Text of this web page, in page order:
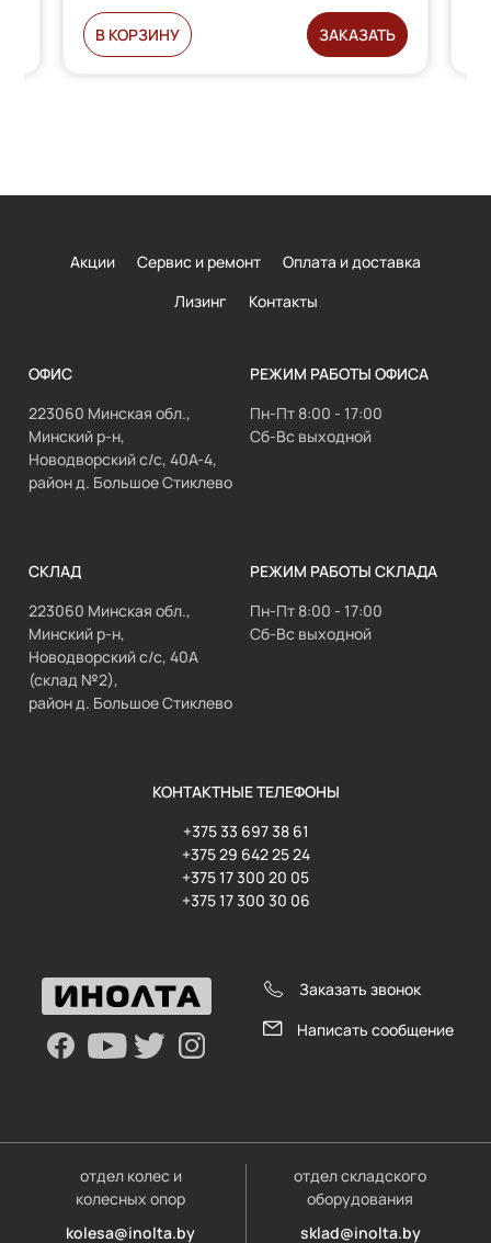
В КОРЗИНУ ЗАКАЗАТЬ
Акции Сервис и ремонт
Оплата и доставка
Лизинг
Контакты
ОФИС
223060 Минская обл.,
Минский р-н,
Новодворский с/с, 40А-4,
район д. Большое Стиклево
РЕЖИМ РАБОТЫ ОФИСА
Пн-Пт 8:00 - 17:00
Сб-Вс выходной
СКЛАД
223060 Минская обл.,
Минский р-н,
Новодворский с/с, 40А
(склад №2),
район д. Большое Стиклево
РЕЖИМ РАБОТЫ СКЛАДА
Пн-Пт 8:00 - 17:00
Сб-Вс выходной
КОНТАКТНЫЕ ТЕЛЕФОНЫ
+375 33 697 38 61
+375 29 642 25 24
+375 17 300 20 05
+375 17 300 30 06
Заказать звонок
Написать сообщение
отдел колес и
колесных опор
kolesa@inolta.by
отдел складского
оборудования
sklad@inolta.by